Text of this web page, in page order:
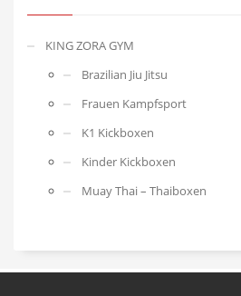
KING ZORA GYM
Brazilian Jiu Jitsu
Frauen Kampfsport
K1 Kickboxen
Kinder Kickboxen
Muay Thai – Thaiboxen